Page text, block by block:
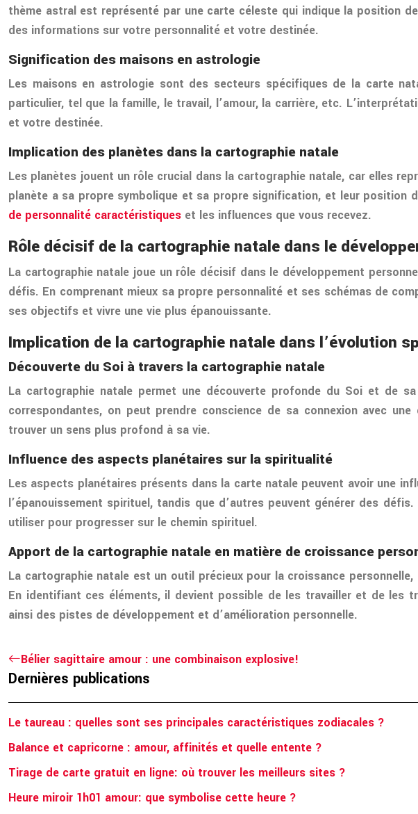
thème astral est représenté par une carte céleste qui indique la position
des informations sur votre personnalité et votre destinée.
Signification des maisons en astrologie
Les maisons en astrologie sont des secteurs spécifiques de la carte
particulier, tel que la famille, le travail, l’amour, la carrière, etc.
et votre destinée.
Implication des planètes dans la cartographie natale
Les planètes jouent un rôle crucial dans la cartographie natale, car elles
planète a sa propre symbolique et sa propre signification, et leur position
de personnalité caractéristiques et les influences que vous recevez.
Rôle décisif de la cartographie natale dans le
La cartographie natale joue un rôle décisif dans le développement
défis. En comprenant mieux sa propre personnalité et ses schémas de
ses objectifs et vivre une vie plus épanouissante.
Implication de la cartographie natale dans l’évolution
Découverte du Soi à travers la cartographie natale
La cartographie natale permet une découverte profonde du Soi et de
correspondantes, on peut prendre conscience de sa connexion avec
trouver un sens plus profond à sa vie.
Influence des aspects planétaires sur la spiritualité
Les aspects planétaires présents dans la carte natale peuvent avoir une
l’épanouissement spirituel, tandis que d’autres peuvent générer des
utiliser pour progresser sur le chemin spirituel.
Apport de la cartographie natale en matière de croissance
La cartographie natale est un outil précieux pour la croissance
En identifiant ces éléments, il devient possible de les travailler et de les
ainsi des pistes de développement et d’amélioration personnelle.
Bélier sagittaire amour : une combinaison explosive!
Dernières publications
Le taureau : quelles sont ses principales caractéristiques zodiacales ?
Balance et capricorne : amour, affinités et quelle entente ?
Tirage de carte gratuit en ligne: où trouver les meilleurs sites ?
Heure miroir 1h01 amour: que symbolise cette heure ?